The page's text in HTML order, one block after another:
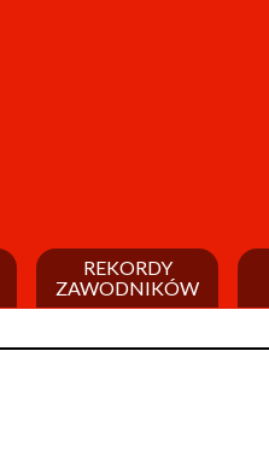
REKORDY
ZAWODNIKÓW